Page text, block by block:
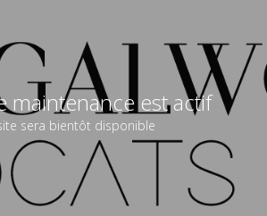
maintenance est actif
sera bientôt disponible